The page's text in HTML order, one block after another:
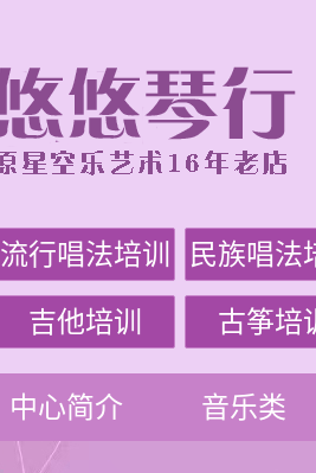
流行唱法培训 民族唱法
吉他培训 古筝培
中心简介 音乐类